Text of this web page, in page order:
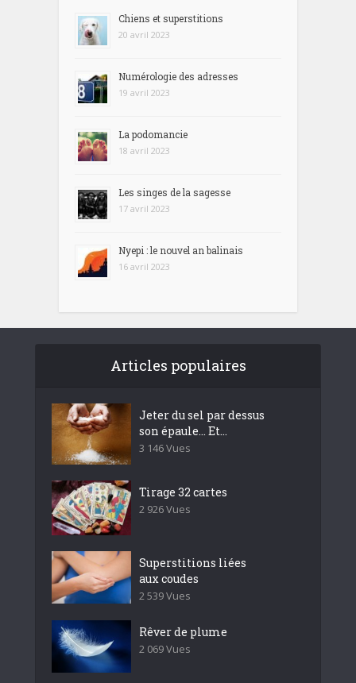
Chiens et superstitions
20 avril 2023
Numérologie des adresses
19 avril 2023
La podomancie
18 avril 2023
Les singes de la sagesse
17 avril 2023
Nyepi : le nouvel an balinais
16 avril 2023
Articles populaires
Jeter du sel par dessus
son épaule… Et...
3 146 Vues
Tirage 32 cartes
2 926 Vues
Superstitions liées
aux coudes
2 539 Vues
Rêver de plume
2 069 Vues